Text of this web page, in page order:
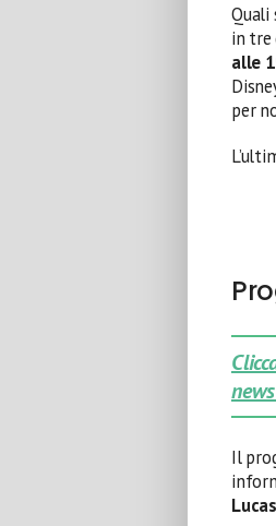
Quali
in tre
alle
per
Il